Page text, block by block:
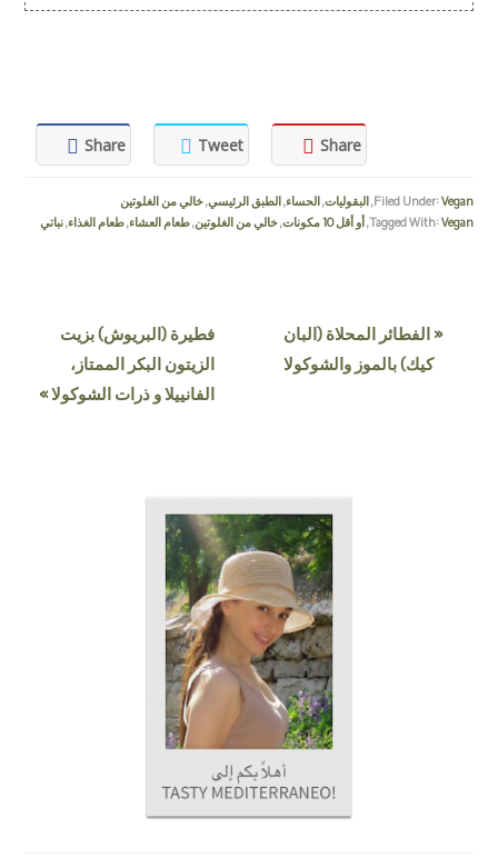
Share Tweet Share
Filed Under:Vegan
,البقوليات,الحساء,الطبق الرئيسي,خالي من الغلوتين
Tagged With:Vegan
,أو أقل 10 مكونات ,خالي من الغلوتين,طعام العشاء,طعام الغذاء,نباتي
« الفطائر المحلاة (البان
كيك) بالموز والشوكولا
فطيرة (البريوش) بزيت
الزيتون البكر الممتاز،
الفانييلا و ذرات الشوكولا »
INTERACTIONS